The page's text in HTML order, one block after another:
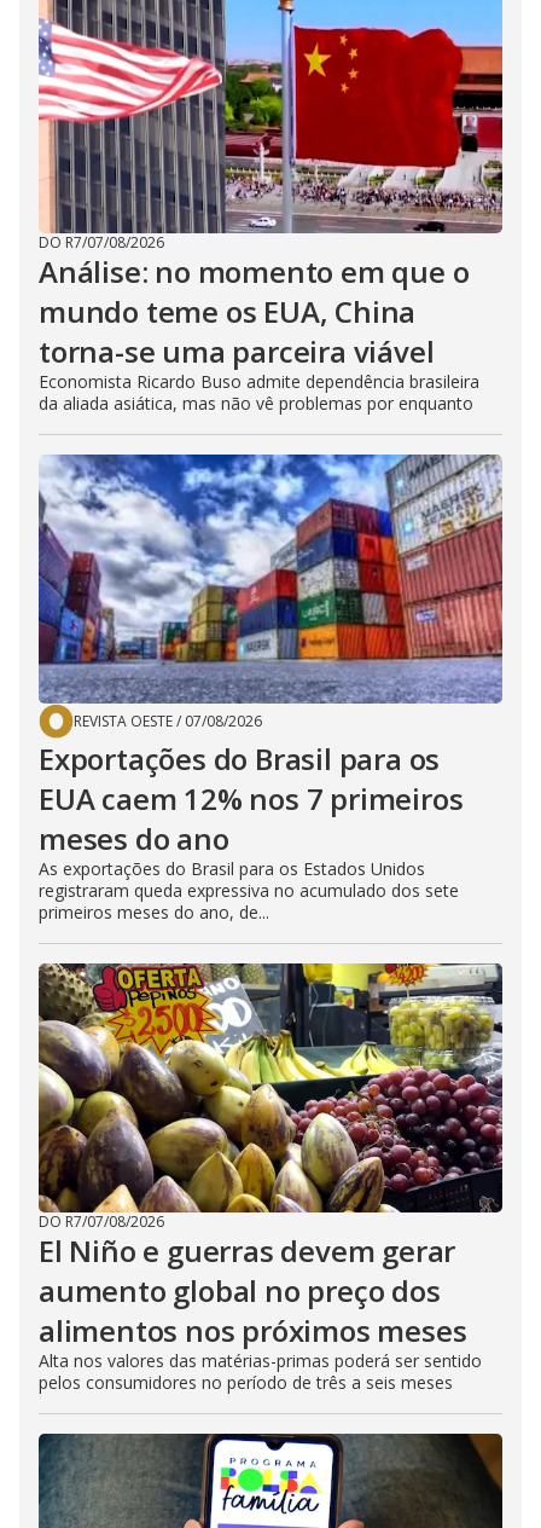
DO R7/07/08/2026
Análise: no momento em que o
mundo teme os EUA, China
torna-se uma parceira viável
Economista Ricardo Buso admite dependência brasileira
da aliada asiática, mas não vê problemas por enquanto
REVISTA OESTE/ 07/08/2026
Exportações do Brasil para os
EUA caem 12% nos 7 primeiros
meses do ano
As exportações do Brasil para os Estados Unidos
registraram queda expressiva no acumulado dos sete
primeiros meses do ano, de...
DO R7/07/08/2026
El Niño e guerras devem gerar
aumento global no preço dos
alimentos nos próximos meses
Alta nos valores das matérias-primas poderá ser sentido
pelos consumidores no período de três a seis meses